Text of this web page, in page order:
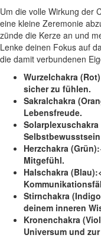
Um die volle Wirkung der
eine kleine Zeremonie
zünde die ⁤Kerze an‍ und
Lenke deinen Fokus auf
die damit ⁤verbundenen
Wurzelchakra
sicher zu fühlen.
Sakralchakra‌
Lebensfreude.
Herzchakra
Mitgefühl.
Halschakra‌
Stirnchakra
deinem inneren
Kronenchakra
Universum und